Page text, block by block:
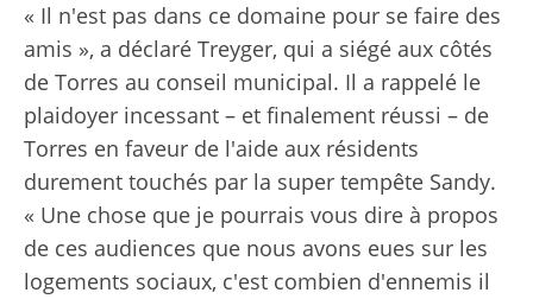
« Il n'est pas dans ce domaine pour se faire des
amis », a déclaré Treyger, qui a siégé aux côtés
de Torres au conseil municipal. Il a rappelé le
plaidoyer incessant – et finalement réussi – de
Torres en faveur de l'aide aux résidents
durement touchés par la super tempête Sandy.
« Une chose que je pourrais vous dire à propos
de ces audiences que nous avons eues sur les
logements sociaux, c'est combien d'ennemis il